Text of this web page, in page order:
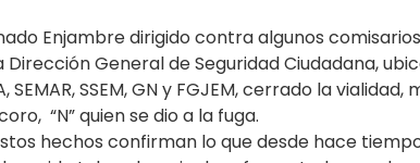
Enjambre dirigido contra algunos
General de Seguridad Ciudadana,
SEMAR, SSEM, GN y FGJEM, cerrado la
“N” quien se dio a la fuga.
hechos confirman lo que desde hace